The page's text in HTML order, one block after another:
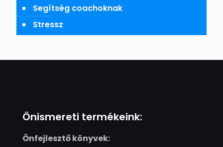
Segítség coachoknak
Stressz
Önismereti termékeink:
Önfejlesztő könyvek: